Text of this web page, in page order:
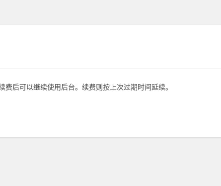
费后可以继续使用后台。续费则按上次过期时间延续。